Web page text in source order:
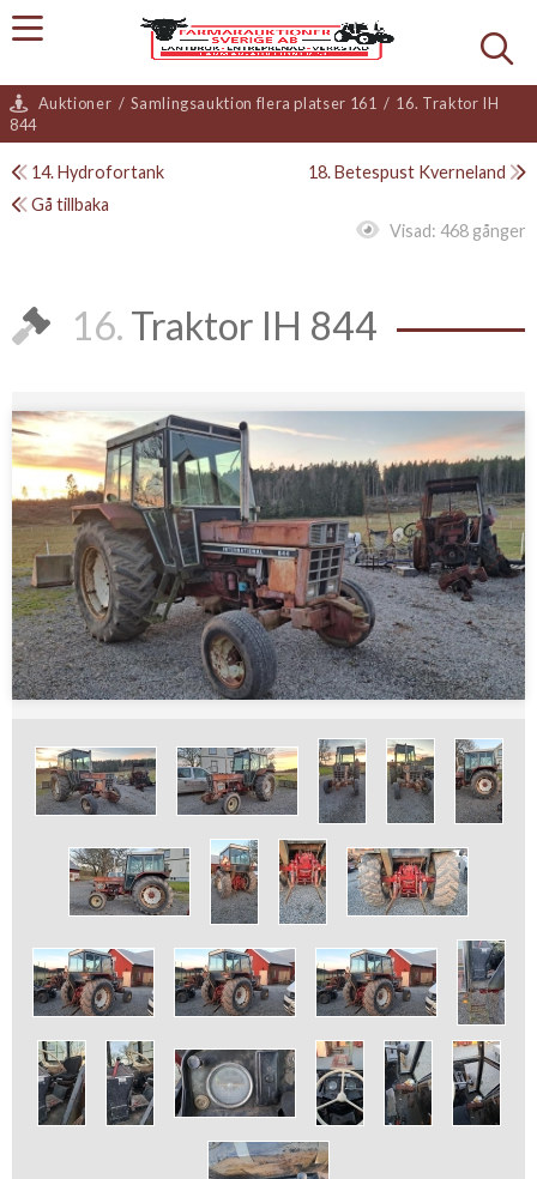
Auktioner / Samlingsauktion flera platser 161 / 16. Traktor IH
844
14. Hydrofortank
18. Betespust Kverneland
Gå tillbaka
Visad: 468 gånger
16. Traktor IH 844